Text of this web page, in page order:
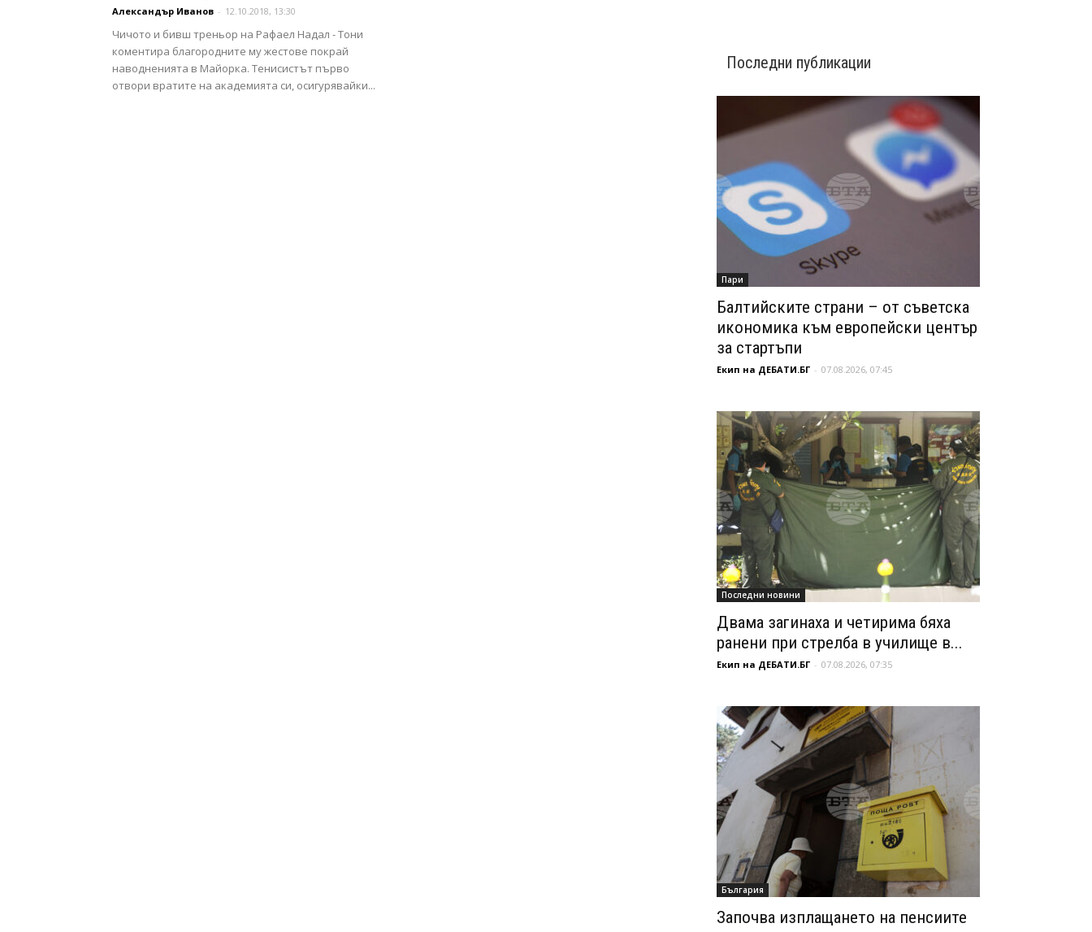
Александър Иванов - 12.10.2018, 13:30
Чичото и бивш треньор на Рафаел Надал - Тони
коментира благородните му жестове покрай
наводненията в Майорка. Тенисистът първо
отвори вратите на академията си, осигурявайки...
Последни публикации
Пари
Балтийските страни – от съветска
икономика към европейски център
за стартъпи
Екип на ДЕБАТИ.БГ - 07.08.2026, 07:45
Последни новини
Двама загинаха и четирима бяха
ранени при стрелба в училище в...
Екип на ДЕБАТИ.БГ - 07.08.2026, 07:35
България
Започва изплащането на пенсиите